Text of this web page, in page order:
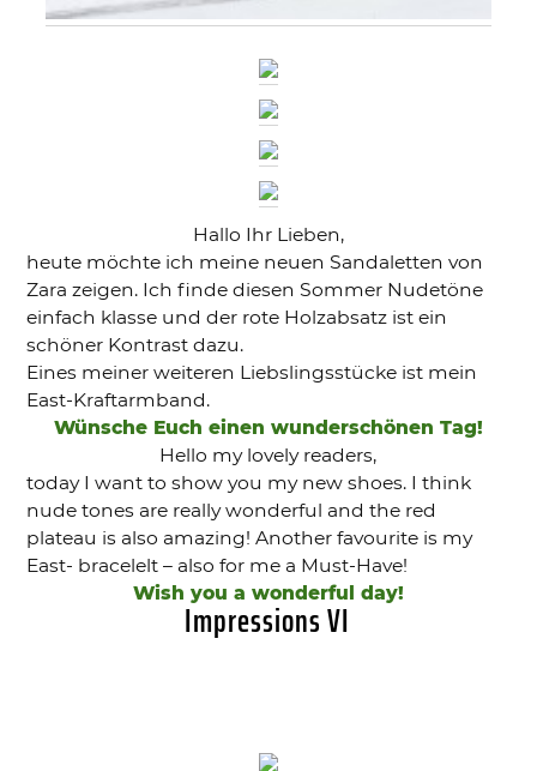
Hallo Ihr Lieben,
heute möchte ich meine neuen Sandaletten von
Zara zeigen. Ich finde diesen Sommer Nudetöne
einfach klasse und der rote Holzabsatz ist ein
schöner Kontrast dazu.
Eines meiner weiteren Liebslingsstücke ist mein
East-Kraftarmband.
Wünsche Euch einen wunderschönen Tag!
Hello my lovely readers,
today I want to show you my new shoes. I think
nude tones are really wonderful and the red
plateau is also amazing! Another favourite is my
East- bracelelt – also for me a Must-Have!
Wish you a wonderful day!
Impressions VI